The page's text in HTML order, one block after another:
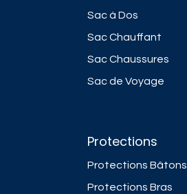
Protections
Protections Bâtons
Protections Bras
Sac à Dos
Sac Chauffant
Sac Chaussures
Sac de Voyage